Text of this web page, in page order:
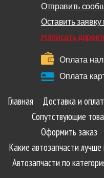
Отправить
Оставить
Написать
Оплата
Оплата
Главная Доставка и
Сопутствующие
Оформить заказ
Какие автозапчасти
Автозапчасти по